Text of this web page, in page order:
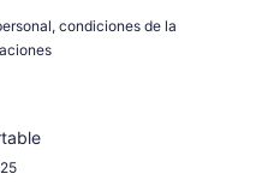
condiciones de la